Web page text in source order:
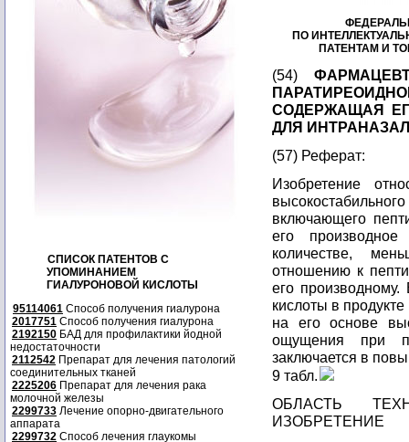
СПИСОК ПАТЕНТОВ С
УПОМИНАНИЕМ
ГИАЛУРОНОВОЙ КИСЛОТЫ
95114061 Способ получения гиалурона
2017751 Способ получения гиалурона
2192150 БАД для профилактики йодной
недостаточности
2112542 Препарат для лечения патологий
соединительных тканей
2225206 Препарат для лечения рака
молочной железы
2299733 Лечение опорно-двигательного
аппарата
2299732 Способ лечения глаукомы
ПО
ПАТЕНТАМ И
(54)
СОДЕРЖАЩАЯ
ДЛЯ
(57) Реферат:
Изобретение
включающего
его
количестве,
отношению к
его производному.
кислоты в
на его основе
ощущения при
заключается в
9 табл.
ОБЛАСТЬ
ИЗОБРЕТЕНИЕ